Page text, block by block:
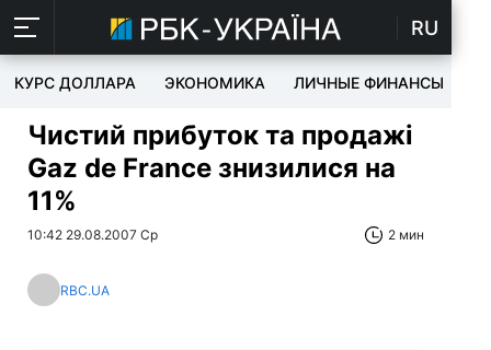
RU
КУРС ДОЛЛАРА ЭКОНОМИКА ЛИЧНЫЕ ФИНАНСЫ
Чистий прибуток та продажі
Gaz de France знизилися на
11%
10:42 29.08.2007 Ср 2 мин
RBC.UA